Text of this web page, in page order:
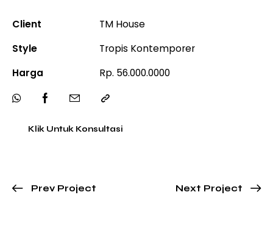
Client
TM House
Style
Tropis Kontemporer
Harga
Rp. 56.000.0000
Klik Untuk Konsultasi
Prev Project Next Project